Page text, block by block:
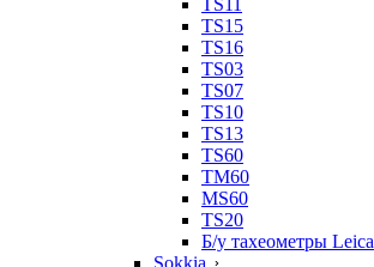
TS11
TS15
TS16
TS03
TS07
TS10
TS13
TS60
TM60
MS60
TS20
Б/у тахеометры Leica
Sokkia